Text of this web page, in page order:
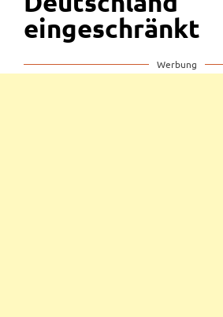
eingeschränkt
Werbung